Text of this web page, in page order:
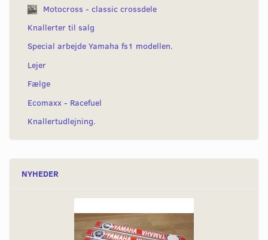
Motocross - classic crossdele
Knallerter til salg
Special arbejde Yamaha fs1 modellen.
Lejer
Fælge
Ecomaxx - Racefuel
Knallertudlejning.
NYHEDER